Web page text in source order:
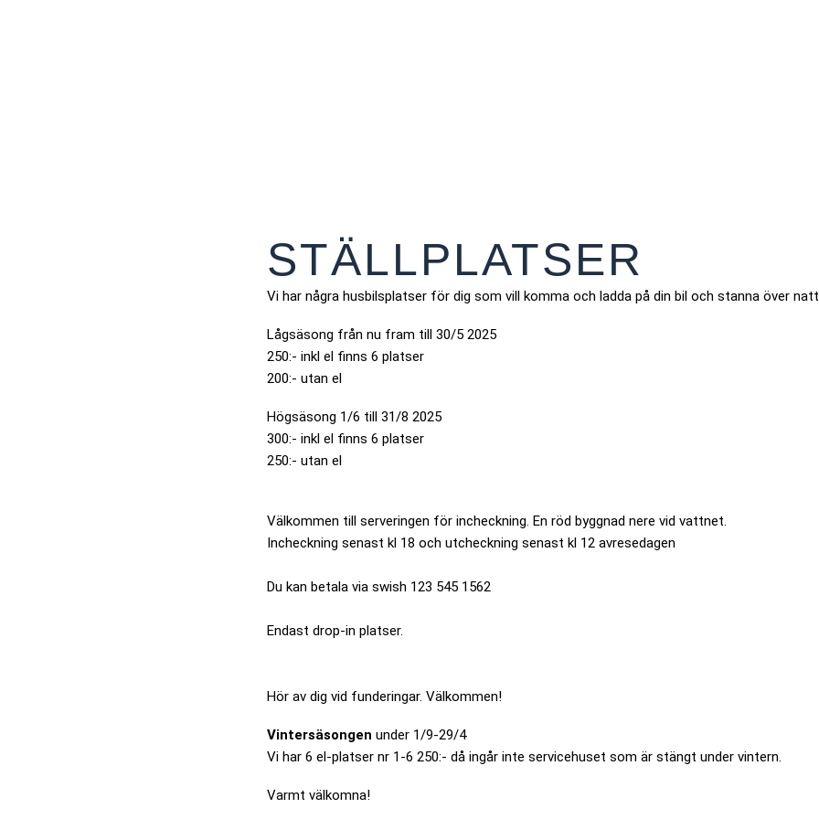
STÄLLPLATSER
Vi har några husbilsplatser för dig som vill komma och ladda på din bil och stanna över
Lågsäsong från nu fram till 30/5 2025
250:- inkl el finns 6 platser
200:- utan el
Högsäsong 1/6 till 31/8 2025
300:- inkl el finns 6 platser
250:- utan el
Välkommen till serveringen för incheckning. En röd byggnad nere vid vattnet.
Incheckning senast kl 18 och utcheckning senast kl 12 avresedagen
Du kan betala via swish 123 545 1562
Endast drop-in platser.
Hör av dig vid funderingar. Välkommen!
Vintersäsongen under 1/9-29/4
Vi har 6 el-platser nr 1-6 250:- då ingår inte servicehuset som är stängt under vintern.
Varmt välkomna!